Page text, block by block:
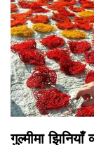
गुल्मीमा